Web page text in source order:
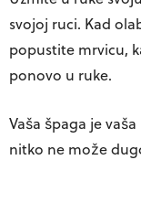
svojoj ruci. Kad
popustite mrvicu,
ponovo u ruke.
Vaša špaga je
nitko ne može